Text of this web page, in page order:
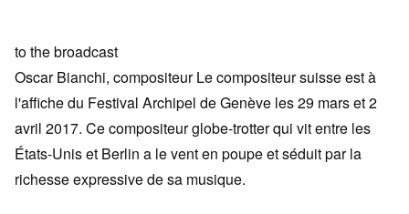
to the broadcast
Oscar Bianchi, compositeur Le compositeur suisse est à
l'affiche du Festival Archipel de Genève les 29 mars et 2
avril 2017. Ce compositeur globe-trotter qui vit entre les
États-Unis et Berlin a le vent en poupe et séduit par la
richesse expressive de sa musique.